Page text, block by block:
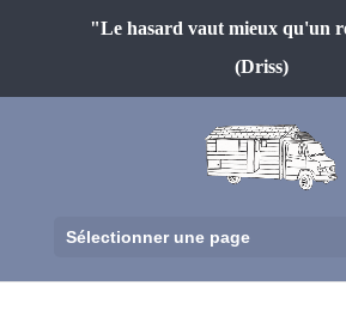
"Le hasard vaut mieux qu'un
(Driss)
Sélectionner une page